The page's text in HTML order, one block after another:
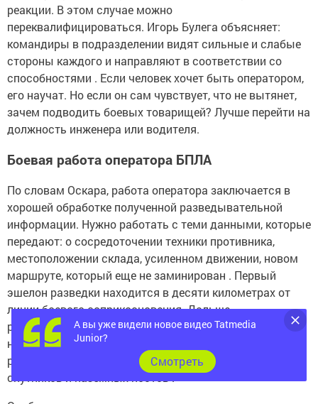
реакции. В этом случае можно
переквалифицироваться. Игорь Булега объясняет:
командиры в подразделении видят сильные и слабые
стороны каждого и направляют в соответствии со
способностями . Если человек хочет быть оператором,
его научат. Но если он сам чувствует, что не вытянет,
зачем подводить боевых товарищей? Лучше перейти на
должность инженера или водителя.
Боевая работа оператора БПЛА
По словам Оскара, работа оператора заключается в
хорошей обработке полученной разведывательной
информации. Нужно работать с теми данными, которые
передают: о сосредоточении техники противника,
местоположении склада, усиленном движении, новом
маршруте, который еще не заминирован . Первый
эшелон разведки находится в десяти километрах от
линии боевого соприкосновения. Дальше
разведданные берут уже с дронов, которые находятся
на дежурстве. Подключается радиоэлектронная и
радиотехническая разведка — засечки излучения со
спутников и наземных постов .
А вы уже видели новое видео Tatmedia
Junior?
Cмотреть